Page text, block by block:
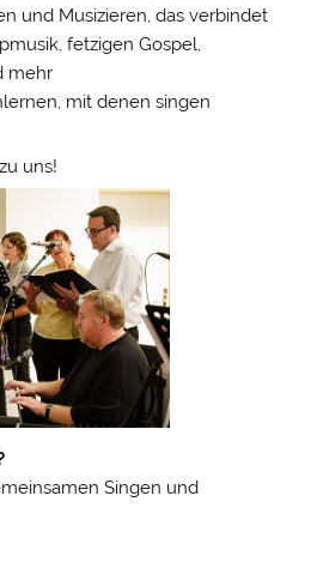
und Musizieren, das verbindet
fetzigen Gospel,
mehr
mit denen singen
uns!
Singen und